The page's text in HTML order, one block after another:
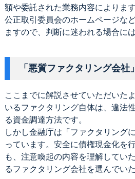
額や委託された業務内容によります
公正取引委員会のホームページな
ますので、判断に迷われる場合に
「悪質ファクタリング会社
ここまでに解説させていただいた
いるファクタリング自体は、違法
る資金調達方法です。
しかし金融庁は「ファクタリング
っています。安全に債権現金化を
も、注意喚起の内容を理解してい
るファクタリング会社を選んでい